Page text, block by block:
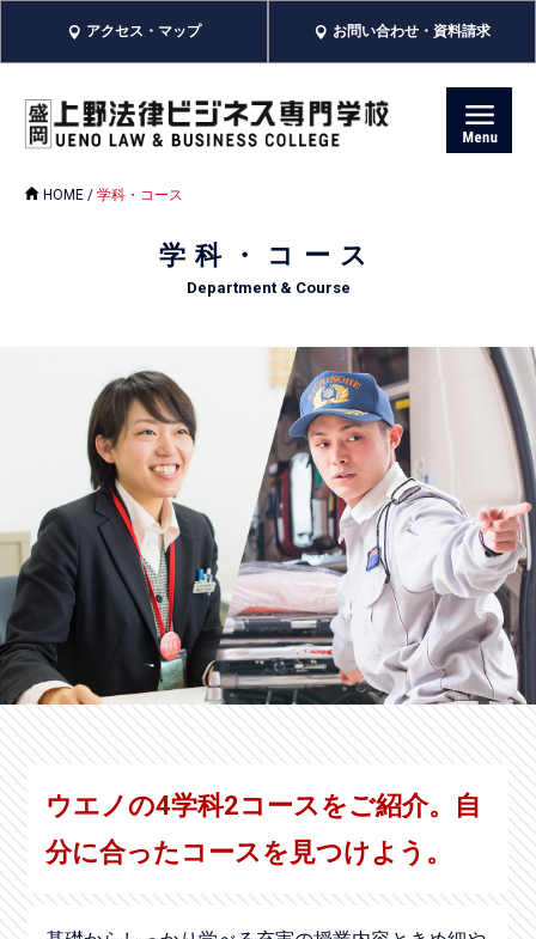
アクセス・マップ お問い合わせ・資料請求
HOME / 学科・コース
学科・コース
Department & Course
ウエノの4学科2コースをご紹介。
自
分に合ったコースを見つけよう。